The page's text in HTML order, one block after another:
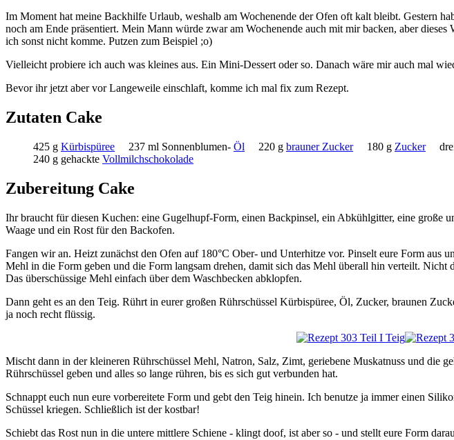
Im Moment hat meine Backhilfe Urlaub, weshalb am Wochenende der Ofen oft kalt bleibt. Gestern
noch am Ende präsentiert. Mein Mann würde zwar am Wochenende auch mit mir backen, aber
ich sonst nicht komme. Putzen zum Beispiel ;o)
Vielleicht probiere ich auch was kleines aus. Ein Mini-Dessert oder so. Danach wäre mir auch mal
Bevor ihr jetzt aber vor Langeweile einschlaft, komme ich mal fix zum Rezept.
Zutaten Cake
425 g Kürbispüree 237 ml Sonnenblumen- Öl 220 g brauner Zucker 180 g Zucker
240 g gehackte Vollmilchschokolade
Zubereitung Cake
Ihr braucht für diesen Kuchen: eine Gugelhupf-Form, einen Backpinsel, ein Abkühlgitter, eine große
Waage und ein Rost für den Backofen.
Fangen wir an. Heizt zunächst den Ofen auf 180°C Ober- und Unterhitze vor. Pinselt eure Form
Mehl in die Form geben und die Form langsam drehen, damit sich das Mehl überall hin verteilt. Nicht
Das überschüssige Mehl einfach über dem Waschbecken abklopfen.
Dann geht es an den Teig. Rührt in eurer großen Rührschüssel Kürbispüree, Öl, Zucker, braunen
ja noch recht flüssig.
Mischt dann in der kleineren Rührschüssel Mehl, Natron, Salz, Zimt, geriebene Muskatnuss und die
Rührschüssel geben und alles so lange rühren, bis es sich gut verbunden hat.
Schnappt euch nun eure vorbereitete Form und gebt den Teig hinein. Ich benutze ja immer einen
Schüssel kriegen. Schließlich ist der kostbar!
Schiebt das Rost nun in die untere mittlere Schiene - klingt doof, ist aber so - und stellt eure Form